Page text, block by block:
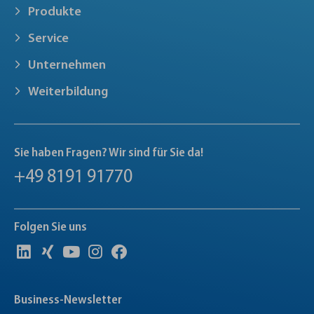
Produkte
Service
Unternehmen
Weiterbildung
Sie haben Fragen? Wir sind für Sie da!
+49 8191 91770
Folgen Sie uns
Business-Newsletter